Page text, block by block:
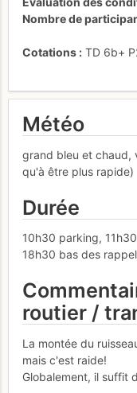
Nombre de
Cotations TD 6b+
Météo
grand bleu et chaud,
qu'à être plus rapide)
Durée
10h30 parking,
18h30 bas des
routier /
La montée du
mais c'est raide!
Globalement, il suffit